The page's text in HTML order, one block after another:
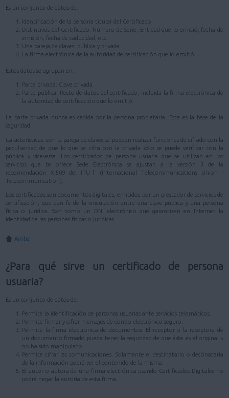
Es un conjunto de datos de:
Identificación de la persona titular del Certificado.
Distintivos del Certificado: Número de Serie, Entidad que lo emitió, fecha de
emisión, fecha de caducidad, etc.
Una pareja de claves: pública y privada.
La firma electrónica de la autoridad de certificación que lo emitió.
Estos datos se agrupan en:
Parte privada: Clave privada.
Parte pública: Resto de datos del certificado, incluida la firma electrónica de
la autoridad de certificación que lo emitió.
La parte privada nunca es cedida por la persona propietaria. Esta es la base de la
seguridad.
Características: con la pareja de claves se pueden realizar funciones de cifrado con la
peculiaridad de que lo que se cifra con la privada sólo se puede verificar con la
pública y viceversa. Los certificados de persona usuaria que se utilizan en los
servicios que te ofrece Sede Electrónica se ajustan a la versión 3 de la
recomendación X.509 del ITU-T (International Telecommunications Union -
Telecommunication).
Los certificados son documentos digitales, emitidos por un prestador de servicios de
certificación, que dan fe de la vinculación entre una clave pública y una persona
física o jurídica. Son como un DNI electrónico que garantizan en Internet la
identidad de las personas físicas o jurídicas.
Arriba
¿Para qué sirve un certificado de persona
usuaria?
Es un conjunto de datos de:
Permite la identificación de personas usuarias ante servicios telemáticos.
Permite firmar y cifrar mensajes de correo electrónico seguro.
Permite la firma electrónica de documentos. El receptor o la receptora de
un documento firmado puede tener la seguridad de que éste es el original y
no ha sido manipulado.
Permite cifrar las comunicaciones. Solamente el destinatario o destinataria
de la información podrá ver el contenido de la misma.
El autor o autora de una firma electrónica usando Certificados Digitales no
podrá negar la autoría de esta firma.